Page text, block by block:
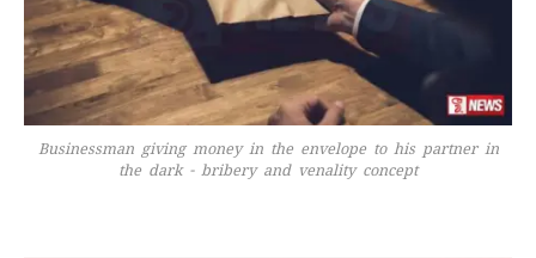
Businessman giving money in the envelope to his partner in
the dark - bribery and venality concept